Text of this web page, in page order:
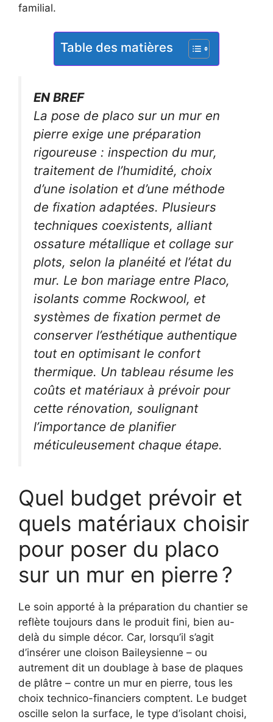
familial.
Table des matières
EN BREF
La pose de placo sur un mur en
pierre exige une préparation
rigoureuse : inspection du mur,
traitement de l’humidité, choix
d’une isolation et d’une méthode
de fixation adaptées. Plusieurs
techniques coexistents, alliant
ossature métallique et collage sur
plots, selon la planéité et l’état du
mur. Le bon mariage entre Placo,
isolants comme Rockwool, et
systèmes de fixation permet de
conserver l’esthétique authentique
tout en optimisant le confort
thermique. Un tableau résume les
coûts et matériaux à prévoir pour
cette rénovation, soulignant
l’importance de planifier
méticuleusement chaque étape.
Quel budget prévoir et
quels matériaux choisir
pour poser du placo
sur un mur en pierre ?
Le soin apporté à la préparation du chantier se
reflète toujours dans le produit fini, bien au-
delà du simple décor. Car, lorsqu’il s’agit
d’insérer une cloison Baileysienne – ou
autrement dit un doublage à base de plaques
de plâtre – contre un mur en pierre, tous les
choix technico-financiers comptent. Le budget
oscille selon la surface, le type d’isolant choisi,